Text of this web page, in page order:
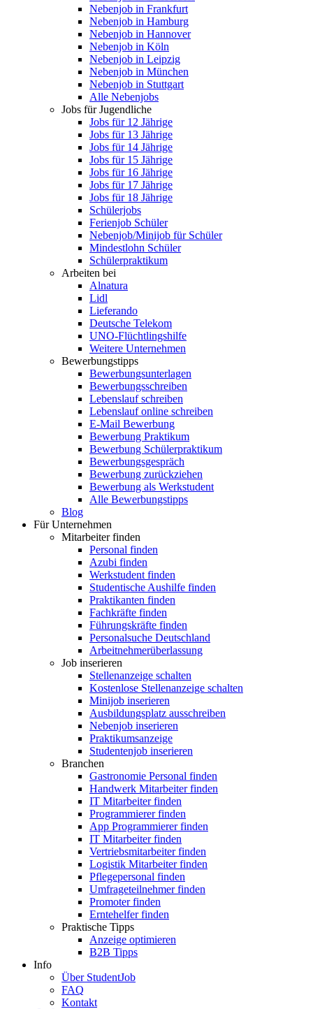
Nebenjob in Frankfurt
Nebenjob in Hamburg
Nebenjob in Hannover
Nebenjob in Köln
Nebenjob in Leipzig
Nebenjob in München
Nebenjob in Stuttgart
Alle Nebenjobs
Jobs für Jugendliche
Jobs für 12 Jährige
Jobs für 13 Jährige
Jobs für 14 Jährige
Jobs für 15 Jährige
Jobs für 16 Jährige
Jobs für 17 Jährige
Jobs für 18 Jährige
Schülerjobs
Ferienjob Schüler
Nebenjob/Minijob für Schüler
Mindestlohn Schüler
Schülerpraktikum
Arbeiten bei
Alnatura
Lidl
Lieferando
Deutsche Telekom
UNO-Flüchtlingshilfe
Weitere Unternehmen
Bewerbungstipps
Bewerbungsunterlagen
Bewerbungsschreiben
Lebenslauf schreiben
Lebenslauf online schreiben
E-Mail Bewerbung
Bewerbung Praktikum
Bewerbung Schülerpraktikum
Bewerbungsgespräch
Bewerbung zurückziehen
Bewerbung als Werkstudent
Alle Bewerbungstipps
Blog
Für Unternehmen
Mitarbeiter finden
Personal finden
Azubi finden
Werkstudent finden
Studentische Aushilfe finden
Praktikanten finden
Fachkräfte finden
Führungskräfte finden
Personalsuche Deutschland
Arbeitnehmerüberlassung
Job inserieren
Stellenanzeige schalten
Kostenlose Stellenanzeige schalten
Minijob inserieren
Ausbildungsplatz ausschreiben
Nebenjob inserieren
Praktikumsanzeige
Studentenjob inserieren
Branchen
Gastronomie Personal finden
Handwerk Mitarbeiter finden
IT Mitarbeiter finden
Programmierer finden
App Programmierer finden
IT Mitarbeiter finden
Vertriebsmitarbeiter finden
Logistik Mitarbeiter finden
Pflegepersonal finden
Umfrageteilnehmer finden
Promoter finden
Erntehelfer finden
Praktische Tipps
Anzeige optimieren
B2B Tipps
Info
Über StudentJob
FAQ
Kontakt